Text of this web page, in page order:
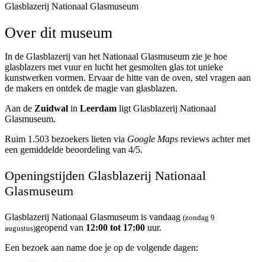
Glasblazerij Nationaal Glasmuseum
Over dit museum
In de Glasblazerij van het Nationaal Glasmuseum zie je hoe
glasblazers met vuur en lucht het gesmolten glas tot unieke
kunstwerken vormen. Ervaar de hitte van de oven, stel vragen aan
de makers en ontdek de magie van glasblazen.
Aan de Zuidwal in Leerdam ligt Glasblazerij Nationaal
Glasmuseum.
Ruim 1.503 bezoekers lieten via Google Maps reviews achter met
een gemiddelde beoordeling van 4/5.
Openingstijden Glasblazerij Nationaal
Glasmuseum
Glasblazerij Nationaal Glasmuseum is vandaag (zondag 9
augustus)geopend van 12:00 tot 17:00 uur.
Een bezoek aan name doe je op de volgende dagen: